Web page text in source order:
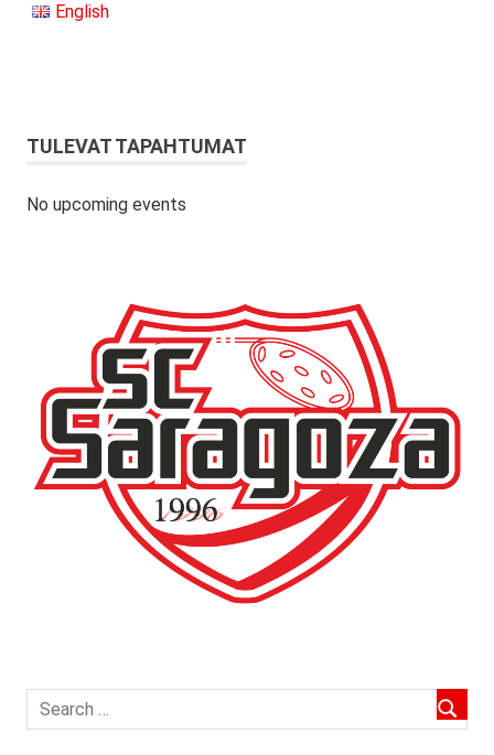
English
TULEVAT TAPAHTUMAT
No upcoming events